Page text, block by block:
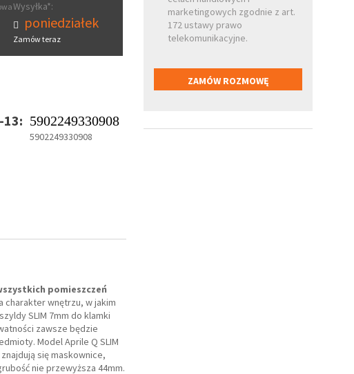
Wysyłka*:
poniedziałek
Zamów teraz
13: 5902249330908
5902249330908
pomieszczeń
charakter wnętrzu, w jakim
SLIM 7mm do klamki
zawsze będzie
Model Aprile Q SLIM
się maskownice,
nie przewyższa 44mm.
marketingowych zgodnie z art.
172 ustawy prawo
telekomunikacyjne.